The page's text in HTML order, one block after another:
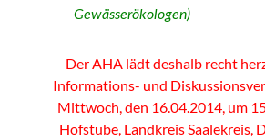
Gewässerökologen)
Der AHA lädt deshalb recht
Informations- und
Mittwoch, den 16.04.2014, um
Hofstube, Landkreis Saalekreis,